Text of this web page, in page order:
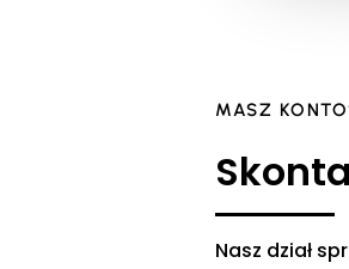
MASZ
Nasz dział